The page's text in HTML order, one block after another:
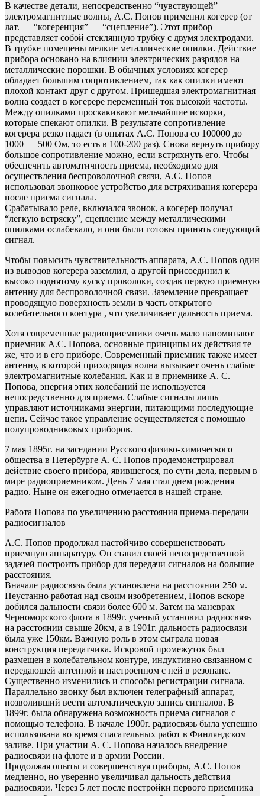
В качестве детали, непосредственно “чувствующей”
электромагнитные волны, А.С. Попов применил когерер (от
лат. — “когеренция” — “сцепление”). Этот прибор
представляет собой стеклянную трубку с двумя электродами.
В трубке помещены мелкие металлические опилки. Действие
прибора основано на влиянии электрических разрядов на
металлические порошки. В обычных условиях когерер
обладает большим сопротивлением, так как опилки имеют
плохой контакт друг с другом. Пришедшая электромагнитная
волна создает в когерере переменный ток высокой частоты.
Между опилками проскакивают мельчайшие искорки,
которые спекают опилки. В результате сопротивление
когерера резко падает (в опытах А.С. Попова со 100000 до
1000 — 500 Ом, то есть в 100-200 раз). Снова вернуть прибору
большое сопротивление можно, если встряхнуть его. Чтобы
обеспечить автоматичность приема, необходимо для
осуществления беспроволочной связи, А.С. Попов
использовал звонковое устройство для встряхивания когерера
после приема сигнала.
Срабатывало реле, включался звонок, а когерер получал
“легкую встряску”, сцепление между металлическими
опилками ослабевало, и они были готовы принять следующий
сигнал.
Чтобы повысить чувствительность аппарата, А.С. Попов один
из выводов когерера заземлил, а другой присоединил к
высоко поднятому куску проволоки, создав первую приемную
антенну для беспроволочной связи. Заземление превращает
проводящую поверхность земли в часть открытого
колебательного контура , что увеличивает дальность приема.
Хотя современные радиоприемники очень мало напоминают
приемник А.С. Попова, основные принципы их действия те
же, что и в его приборе. Современный приемник также имеет
антенну, в которой приходящая волна вызывает очень слабые
электромагнитные колебания. Как и в приемнике А. С.
Попова, энергия этих колебаний не используется
непосредственно для приема. Слабые сигналы лишь
управляют источниками энергии, питающими последующие
цепи. Сейчас такое управление осуществляется с помощью
полупроводниковых приборов.
7 мая 1895г. на заседании Русского физико-химического
общества в Петербурге А. С. Попов продемонстрировал
действие своего прибора, явившегося, по сути дела, первым в
мире радиоприемником. День 7 мая стал днем рождения
радио. Ныне он ежегодно отмечается в нашей стране.
Работа Попова по увеличению расстояния приема-передачи
радиосигналов
А.С. Попов продолжал настойчиво совершенствовать
приемную аппаратуру. Он ставил своей непосредственной
задачей построить прибор для передачи сигналов на большие
расстояния.
Вначале радиосвязь была установлена на расстоянии 250 м.
Неустанно работая над своим изобретением, Попов вскоре
добился дальности связи более 600 м. Затем на маневрах
Черноморского флота в 1899г. ученый установил радиосвязь
на расстоянии свыше 20км, а в 1901г. дальность радиосвязи
была уже 150км. Важную роль в этом сыграла новая
конструкция передатчика. Искровой промежуток был
размещен в колебательном контуре, индуктивно связанном с
передающей антенной и настроенном с ней в резонанс.
Существенно изменились и способы регистрации сигнала.
Параллельно звонку был включен телеграфный аппарат,
позволивший вести автоматическую запись сигналов. В
1899г. была обнаружена возможность приема сигналов с
помощью телефона. В начале 1900г. радиосвязь была успешно
использована во время спасательных работ в Финляндском
заливе. При участии А. С. Попова началось внедрение
радиосвязи на флоте и в армии России.
Продолжая опыты и совершенствуя приборы, А.С. Попов
медленно, но уверенно увеличивал дальность действия
радиосвязи. Через 5 лет после постройки первого приемника